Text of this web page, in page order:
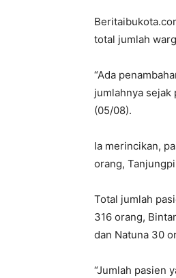
total jumlah
“Ada
jumlahnya sejak
(05/08).
Ia merincikan,
orang,
Total jumlah
316 orang,
dan Natuna 30
“Jumlah pasien